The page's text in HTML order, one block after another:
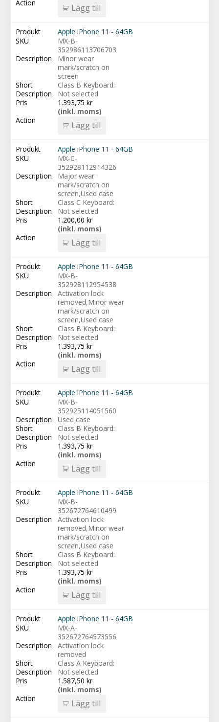
Lägg till
Apple iPhone 11 - 64GB
MX-B-
352986113706703
Minor wear
mark/scratch on
screen
Class B Keyboard:
Not selected
1.393,75 kr
(inkl. moms)
Lägg till
Apple iPhone 11 - 64GB
MX-C-
352928112914326
Major wear
mark/scratch on
screen,Used case
Class C Keyboard:
Not selected
1.200,00 kr
(inkl. moms)
Lägg till
Apple iPhone 11 - 64GB
MX-B-
352928112954538
Activation lock
removed,Minor wear
mark/scratch on
screen,Used case
Class B Keyboard:
Not selected
1.393,75 kr
(inkl. moms)
Lägg till
Apple iPhone 11 - 64GB
MX-B-
352925114051560
Used case
Class B Keyboard:
Not selected
1.393,75 kr
(inkl. moms)
Lägg till
Apple iPhone 11 - 64GB
MX-B-
352672764610499
Activation lock
removed,Minor wear
mark/scratch on
screen,Used case
Class B Keyboard:
Not selected
1.393,75 kr
(inkl. moms)
Lägg till
Apple iPhone 11 - 64GB
MX-A-
352672764573556
Activation lock
removed
Class A Keyboard:
Not selected
1.587,50 kr
(inkl. moms)
Lägg till